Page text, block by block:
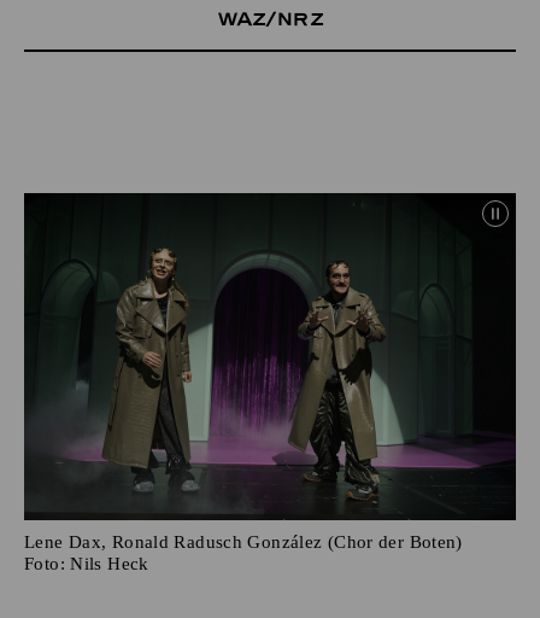
waz/Nrz
Lene Dax, Ronald Radusch González (Chor der Boten)
Foto: Nils Heck